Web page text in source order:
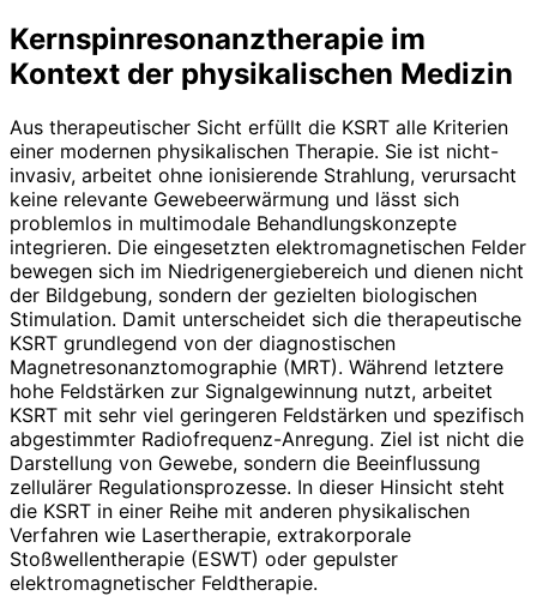
Kernspinresonanztherapie im
Kontext der physikalischen Medizin
Aus therapeutischer Sicht erfüllt die KSRT alle Kriterien
einer modernen physikalischen Therapie. Sie ist nicht-
invasiv, arbeitet ohne ionisierende Strahlung, verursacht
keine relevante Gewebeerwärmung und lässt sich
problemlos in multimodale Behandlungskonzepte
integrieren. Die eingesetzten elektromagnetischen Felder
bewegen sich im Niedrigenergiebereich und dienen nicht
der Bildgebung, sondern der gezielten biologischen
Stimulation. Damit unterscheidet sich die therapeutische
KSRT grundlegend von der diagnostischen
Magnetresonanztomographie (MRT). Während letztere
hohe Feldstärken zur Signalgewinnung nutzt, arbeitet
KSRT mit sehr viel geringeren Feldstärken und spezifisch
abgestimmter Radiofrequenz-Anregung. Ziel ist nicht die
Darstellung von Gewebe, sondern die Beeinflussung
zellulärer Regulationsprozesse. In dieser Hinsicht steht
die KSRT in einer Reihe mit anderen physikalischen
Verfahren wie Lasertherapie, extrakorporale
Stoßwellentherapie (ESWT) oder gepulster
elektromagnetischer Feldtherapie.